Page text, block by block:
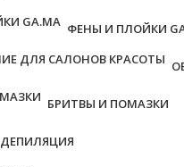
ФЕНЫ И ПЛОЙКИ
БРИТВЫ И ПОМАЗКИ
ДЕПИЛЯЦИЯ